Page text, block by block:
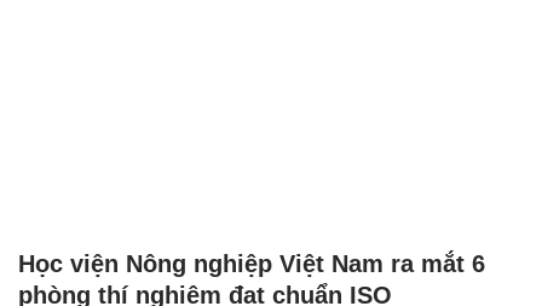
Học viện Nông nghiệp Việt Nam ra mắt 6
phòng thí nghiệm đạt chuẩn ISO